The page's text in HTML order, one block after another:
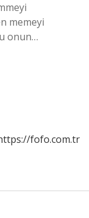
memeyi
onun…
fofo.com.tr